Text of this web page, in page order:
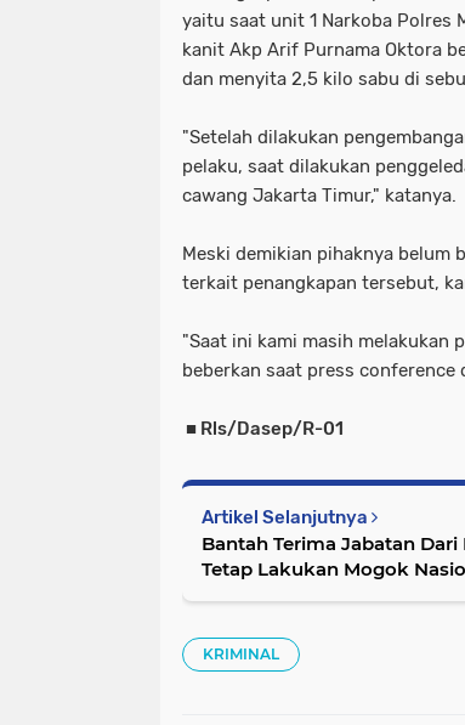
yaitu saat unit 1 Narkoba Polres
kanit Akp Arif Purnama Oktora
dan menyita 2,5 kilo sabu di
"Setelah dilakukan
pelaku, saat dilakukan
cawang Jakarta Timur," katanya.
Meski demikian pihaknya belum
terkait penangkapan tersebut,
"Saat ini kami masih melakukan
beberkan saat press conference
■ Rls/Dasep/R-01
Artikel Selanjutnya
Bantah Terima Jabatan
Tetap Lakukan Mogok
KRIMINAL